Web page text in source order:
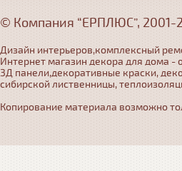
© Компания “ЕРПЛЮС”, 2001-
Дизайн интерьеров,комплексный
Интернет магазин декора для дома
3Д панели,декоративные краски,
сибирской лиственницы,
Копирование материала возможно